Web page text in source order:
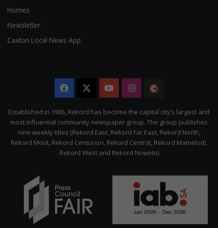
Homes
Newsletter
Caxton Local News App
Facebook YouTubeInstagram
Citizen
Established in 1986, Rekord has become the capital city’s largest and
most influential community newspaper group. The group publishes
nine weekly titles (Rekord East, Rekord Far East, Rekord North,
Rekord Moot, Rekord Centurion, Rekord Central, Rekord Mamelodi,
Rekord West and Rekord Noweto)